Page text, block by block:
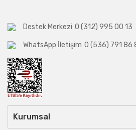
Destek Merkezi 0 (312) 995 00 13
WhatsApp İletişim 0 (536) 791 86
Kurumsal